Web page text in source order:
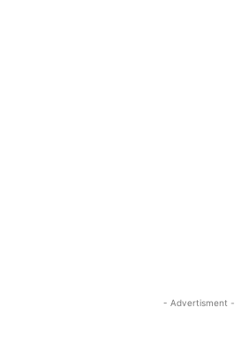
- Advertisment -